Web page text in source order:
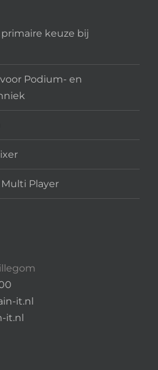
primaire keuze bij
Podium- en
Player
it.nl
it.nl